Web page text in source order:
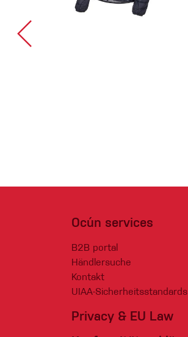
Ocún services
B2B portal
Händlersuche
Kontakt
UIAA-Sicherheitsstandards
Privacy & EU Law